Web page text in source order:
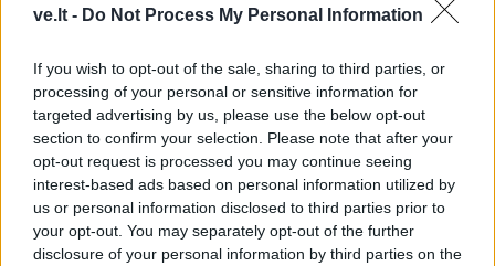
ve.lt - Do Not Process My Personal Information
If you wish to opt-out of the sale, sharing to third parties, or
processing of your personal or sensitive information for
targeted advertising by us, please use the below opt-out
section to confirm your selection. Please note that after your
opt-out request is processed you may continue seeing
interest-based ads based on personal information utilized by
us or personal information disclosed to third parties prior to
your opt-out. You may separately opt-out of the further
disclosure of your personal information by third parties on the
Sutinku su taisyklėmis
This site is protected by
reCAPTCHA and the Google
Privacy Policy
and
Terms of
Serviceapply.